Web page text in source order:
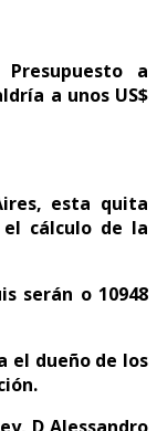
a
a unos US$
esta quita
cálculo de la
serán o 10948
el dueño de los